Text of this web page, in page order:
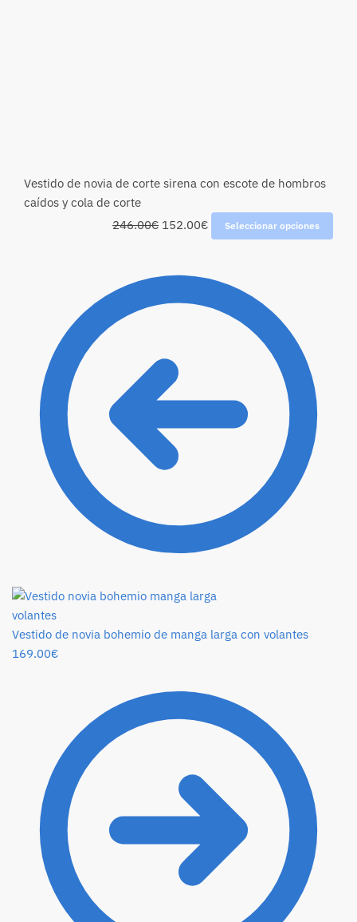
Vestido de novia de corte sirena con escote de hombros
caídos y cola de corte
246.00€ 152.00€ Seleccionar opciones
Vestido de novia bohemio de manga larga con volantes
169.00€